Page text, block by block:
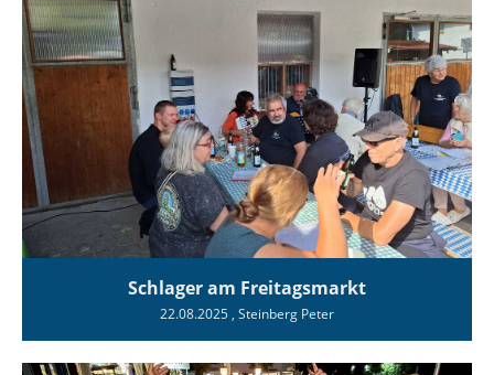
Schlager am Freitagsmarkt
22.08.2025 , Steinberg Peter